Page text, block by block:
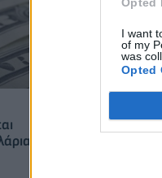
I want
of my
was
Opted
ΟΙΚΟΝΟΜΙΑ